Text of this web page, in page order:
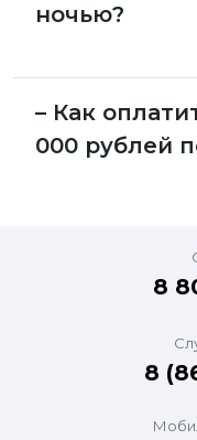
ночью?
– Как
000 рублей
8
8